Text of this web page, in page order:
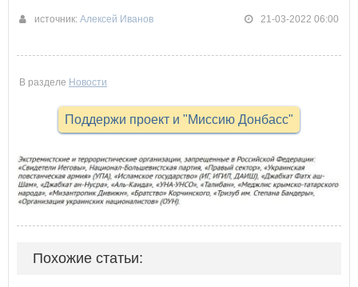
источник: Алексей Иванов 21-03-2022 06:00
В разделе Новости
Поддержи проект и "Миссию Донбасс"
Похожие статьи: